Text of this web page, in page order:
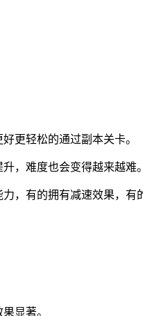
更轻松的通过副本关卡。
，难度也会变得越来越难
，有的拥有减速效果，有
显著。